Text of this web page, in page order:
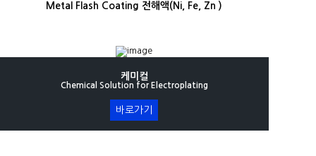
Metal Flash Coating 전해액(Ni, Fe, Zn )
케미컬
Chemical Solution for Electroplating
바로가기